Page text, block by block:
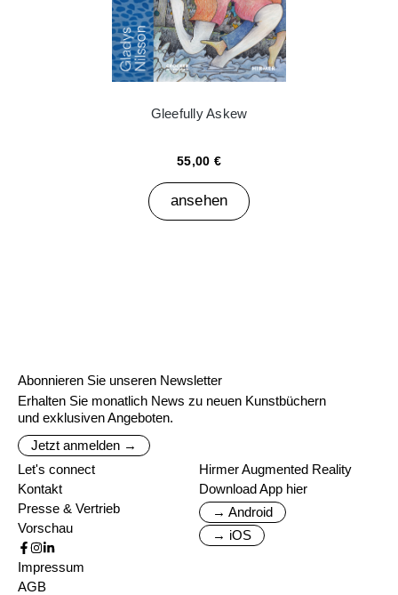
Gleefully Askew
55,00 €
ansehen
Abonnieren Sie unseren Newsletter
Erhalten Sie monatlich News zu neuen Kunstbüchern
und exklusiven Angeboten.
Jetzt anmelden →
Let's connect
Kontakt
Presse & Vertrieb
Vorschau
Hirmer Augmented Reality
Download App hier
→ Android
→ iOS
Impressum
AGB